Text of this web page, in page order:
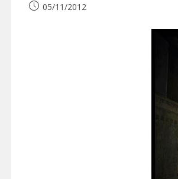
Publication
05/11/2012